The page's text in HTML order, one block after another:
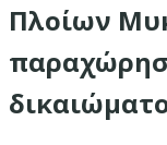
Πλοίων